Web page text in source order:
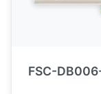
FSC-